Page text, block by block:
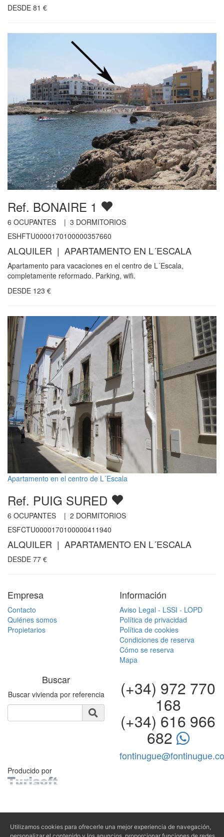
DESDE 81 €
Ref. BONAIRE 1
6 OCUPANTES | 3 DORMITORIOS
ESHFTU0000170100000357660
ALQUILER | APARTAMENTO EN L´ESCALA
Apartamento para vacaciones en el centro de L´Escala,
completamente reformado. Parking, wifi.
DESDE 123 €
Apartamento en el centro de L´Escala
Ref. PUIG SURED
6 OCUPANTES | 2 DORMITORIOS
ESFCTU0000170100000411940
ALQUILER | APARTAMENTO EN L´ESCALA
DESDE 77 €
Empresa
Contacto
Quiénes somos
Propietarios
Información
Aviso Legal - LSSI - LOPD
Política de privacidad
Política de cookies
Condiciones de reserva
Cómo se reserva
Mapa
Buscar
Buscar vivienda por referencia (+34) 972 770
168
(+34) 616 966
682
Producido por
Utilizamos cookies para ofrecerle una mejor experiencia de navegación,